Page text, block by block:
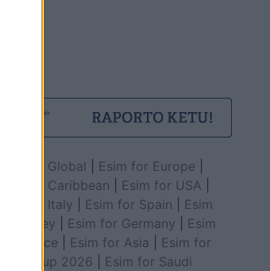
Esim for Global Esim for Europe
Esim for Caribbean
Esim for USA
Esim for Italy
Esim for Spain
Esim
for Turkey
Esim for Germany
Esim
for Greece
Esim for Asia
Esim for
World Cup 2026
Esim for Saudi